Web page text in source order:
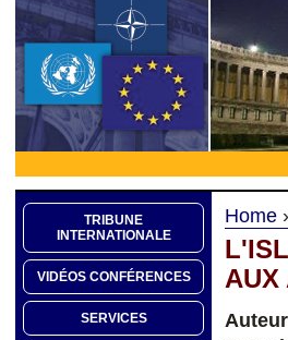
TRIBUNE
INTERNATIONALE
VIDÉOS CONFÉRENCES
SERVICES
Home
AUX